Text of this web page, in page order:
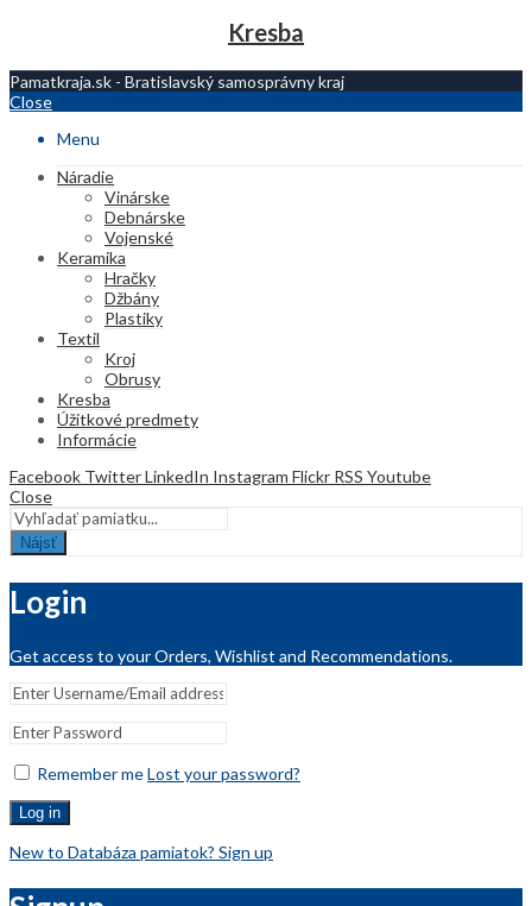
Kresba
Pamatkraja.sk - Bratislavský samosprávny kraj
Close
Menu
Náradie
Vinárske
Debnárske
Vojenské
Keramika
Hračky
Džbány
Plastiky
Textil
Kroj
Obrusy
Kresba
Úžitkové predmety
Informácie
Facebook TwitterLinkedIn Instagram Flickr RSS Youtube
Close
Nájsť
Login
Get access to your Orders, Wishlist and Recommendations.
Remember meLost your password?
Log in
New to Databáza pamiatok? Sign up